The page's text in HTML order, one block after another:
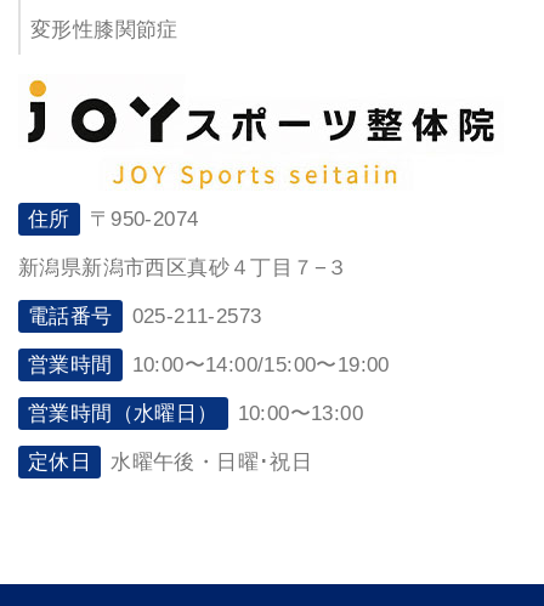
変形性膝関節症
住所 〒950-2074
新潟県新潟市西区真砂４丁目７−３
電話番号 025-211-2573
営業時間 10:00〜14:00/15:00〜19:00
営業時間（水曜日） 10:00〜13:00
定休日 水曜午後・日曜･祝日